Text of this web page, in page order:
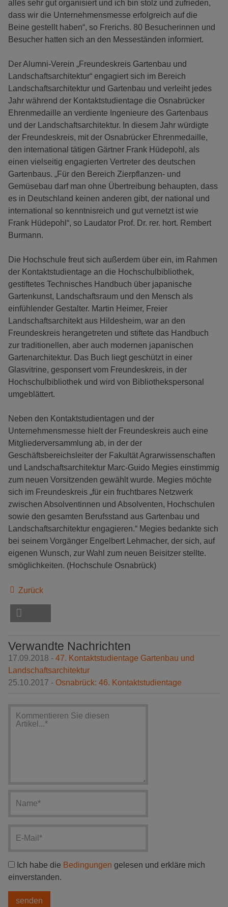
alles sehr gut organisiert und ich bin stolz und zufrieden,
dass wir die Unternehmensmesse erfolgreich auf die
Beine gestellt haben“, so Frerichs. 80 Besucherinnen und
Besucher hatten sich an den Messeständen informiert.
Der Alumni-Verein „Freundeskreis Gartenbau und
Landschaftsarchitektur“ engagiert sich im Bereich
Landschaftsarchitektur und Gartenbau und verleiht jedes
Jahr während der Kontaktstudientage die Osnabrücker
Ehrenmedaille an verdiente Ingenieure des Gartenbaus
und der Landschaftsarchitektur. In diesem Jahr würdigte
der Freundeskreis, mit der Osnabrücker Ehrenmedaille,
den international tätigen Gärtner Frank Hüdepohl, als
einen vielseitig engagierten Vertreter des deutschen
Gartenbaus. „Für den Bereich Zierpflanzen- und
Gemüsebau darf man ohne Übertreibung behaupten, dass
es in Deutschland keinen anderen gibt, der national und
international so kenntnisreich und gut vernetzt ist wie
Frank Hüdepohl“, so Laudator Prof. Dr. rer. hort. Rembert
Burmann.
Die Hochschule freut sich außerdem über ein, im Rahmen
der Kontaktstudientage an die Hochschulbibliothek,
gestiftetes Technisches Handbuch über japanische
Gartenkunst, Landschaftsraum und den Mensch als
einfühlender Gestalter. Martin Heimer, Freier
Landschaftsarchitekt aus Hildesheim, war an den
Freundeskreis herangetreten und stiftete das Handbuch
zur traditionellen, aber auch modernen japanischen
Gartenarchitektur. Das Buch liegt geschützt in einer
Glasvitrine, gesponsert vom Freundeskreis, in der
Hochschulbibliothek und wird von Bibliothekspersonal
umgeblättert.
Neben den Kontaktstudientagen und der
Unternehmensmesse hielt der Freundeskreis auch eine
Mitgliederversammlung ab, in der der
Geschäftsbereichsleiter der Fakultät Agrarwissenschaften
und Landschaftsarchitektur Marc-Guido Megies einstimmig
zum neuen Vorsitzenden gewählt wurde. Megies möchte
sich im Freundeskreis „für ein fruchtbares Netzwerk
zwischen Absolventinnen und Absolventen, Hochschulen
sowie den gesamten Berufsstand aus Gartenbau und
Landschaftsarchitektur engagieren.“ Megies bedankte sich
bei seinem Vorgänger Engelbert Lehmacher, der sich, auf
eigenen Wunsch, zur Wahl zum neuen Beisitzer stellte.
smöglichkeiten. (Hochschule Osnabrück)
Zurück
Verwandte Nachrichten
17.09.2018 - 47. Kontaktstudientage Gartenbau und
Landschaftsarchitektur
25.10.2017 - Osnabrück: 46. Kontaktstudientage
Ich habe die Bedingungen gelesen und erkläre mich
einverstanden.